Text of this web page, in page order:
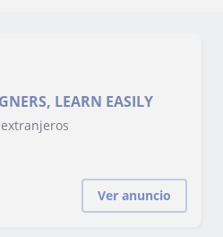
LEARN EASILY
Ver anuncio